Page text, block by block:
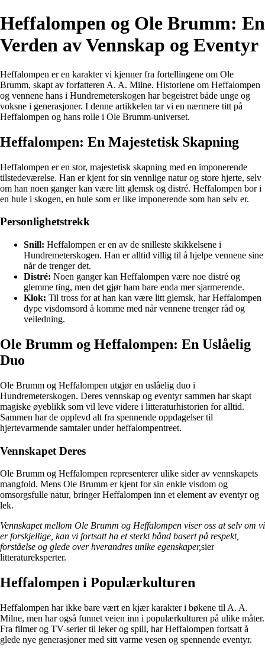
Heffalompen og Ole Brumm: En
Verden av Vennskap og Eventyr
Heffalompen er en karakter vi kjenner fra fortellingene om Ole
Brumm, skapt av forfatteren A. A. Milne. Historiene om Heffalompen
og vennene hans i Hundremeterskogen har begeistret både unge og
voksne i generasjoner. I denne artikkelen tar vi en nærmere titt på
Heffalompen og hans rolle i Ole Brumm-universet.
Heffalompen: En Majestetisk Skapning
Heffalompen er en stor, majestetisk skapning med en imponerende
tilstedeværelse. Han er kjent for sin vennlige natur og store hjerte, selv
om han noen ganger kan være litt glemsk og distré. Heffalompen bor i
en hule i skogen, en hule som er like imponerende som han selv er.
Personlighetstrekk
Snill: Heffalompen er en av de snilleste skikkelsene i
Hundremeterskogen. Han er alltid villig til å hjelpe vennene sine
når de trenger det.
Distré: Noen ganger kan Heffalompen være noe distré og
glemme ting, men det gjør ham bare enda mer sjarmerende.
Klok: Til tross for at han kan være litt glemsk, har Heffalompen
dype visdomsord å komme med når vennene trenger råd og
veiledning.
Ole Brumm og Heffalompen: En Uslåelig
Duo
Ole Brumm og Heffalompen utgjør en uslåelig duo i
Hundremeterskogen. Deres vennskap og eventyr sammen har skapt
magiske øyeblikk som vil leve videre i litteraturhistorien for alltid.
Sammen har de opplevd alt fra spennende oppdagelser til
hjertevarmende samtaler under heffalompentreet.
Vennskapet Deres
Ole Brumm og Heffalompen representerer ulike sider av vennskapets
mangfold. Mens Ole Brumm er kjent for sin enkle visdom og
omsorgsfulle natur, bringer Heffalompen inn et element av eventyr og
lek.
Vennskapet mellom Ole Brumm og Heffalompen viser oss at selv om vi
er forskjellige, kan vi fortsatt ha et sterkt bånd basert på respekt,
forståelse og glede over hverandres unike egenskaper,sier
litteratureksperter.
Heffalompen i Populærkulturen
Heffalompen har ikke bare vært en kjær karakter i bøkene til A. A.
Milne, men har også funnet veien inn i populærkulturen på ulike måter.
Fra filmer og TV-serier til leker og spill, har Heffalompen fortsatt å
glede nye generasjoner med sitt varme vesen og spennende eventyr.